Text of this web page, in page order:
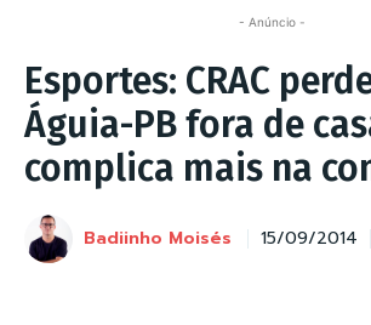
- Anúncio -
Esportes: CRAC
Águia-PB fora de
complica mais na
Badiinho Moisés 15/09/2014